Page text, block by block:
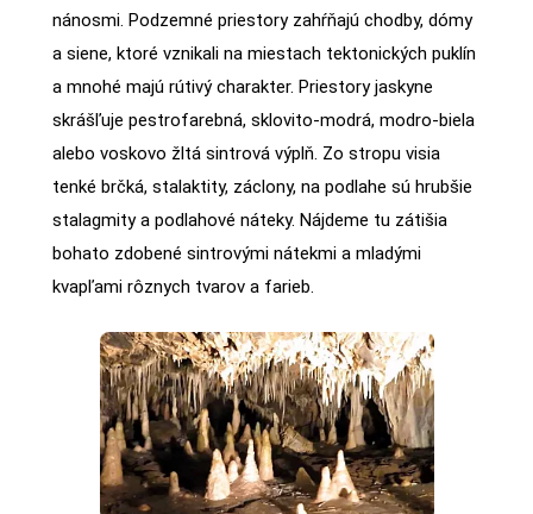
nánosmi. Podzemné priestory zahŕňajú chodby, dómy
a siene, ktoré vznikali na miestach tektonických puklín
a mnohé majú rútivý charakter. Priestory jaskyne
skrášľuje pestrofarebná, sklovito-modrá, modro-biela
alebo voskovo žltá sintrová výplň. Zo stropu visia
tenké brčká, stalaktity, záclony, na podlahe sú hrubšie
stalagmity a podlahové náteky. Nájdeme tu zátišia
bohato zdobené sintrovými nátekmi a mladými
kvapľami rôznych tvarov a farieb.